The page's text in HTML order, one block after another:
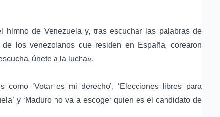
himno de Venezuela y, tras escuchar las palabras de
los venezolanos que residen en España, corearon
únete a la lucha».
‘Votar es mi derecho’, ‘Elecciones libres para
y ‘Maduro no va a escoger quien es el candidato de